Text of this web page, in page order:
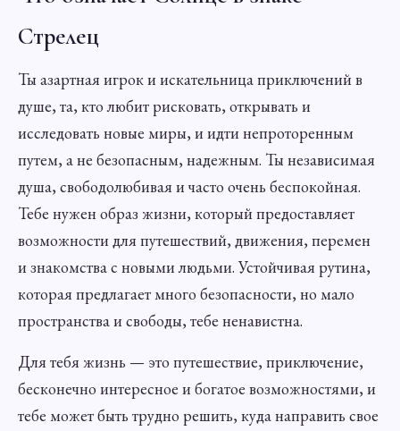
Стрелец
Ты азартная игрок и искательница приключений в
душе, та, кто любит рисковать, открывать и
исследовать новые миры, и идти непроторенным
путем, а не безопасным, надежным. Ты независимая
душа, свободолюбивая и часто очень беспокойная.
Тебе нужен образ жизни, который предоставляет
возможности для путешествий, движения, перемен
и знакомства с новыми людьми. Устойчивая рутина,
которая предлагает много безопасности, но мало
пространства и свободы, тебе ненавистна.
Для тебя жизнь — это путешествие, приключение,
бесконечно интересное и богатое возможностями, и
тебе может быть трудно решить, куда направить свое